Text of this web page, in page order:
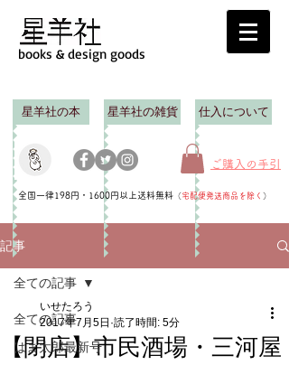
books & design goods
星羊社の本 星羊社の雑貨 仕入について
ご購入の手引
全国一律198円・1600円以上送料無料 （宅配便発送商品を除く ）
記事
全ての記事
はま太郎最新号
全ての記事
【閉店】市民酒場・三河屋
いせたろう
2017年7月5日 読了時間: 5分